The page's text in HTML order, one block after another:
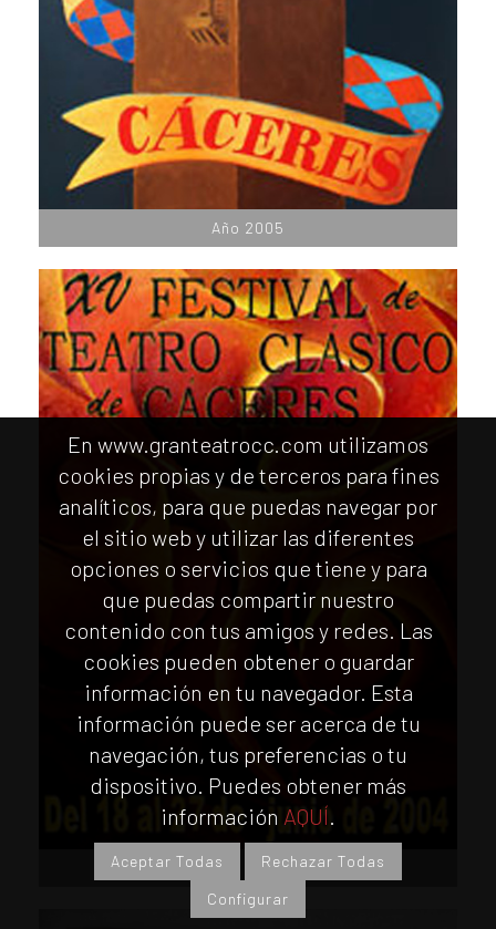
Año 2005
Año 2004
En www.granteatrocc.com utilizamos
cookies propias y de terceros para fines
analíticos, para que puedas navegar por
el sitio web y utilizar las diferentes
opciones o servicios que tiene y para
que puedas compartir nuestro
contenido con tus amigos y redes. Las
cookies pueden obtener o guardar
información en tu navegador. Esta
información puede ser acerca de tu
navegación, tus preferencias o tu
dispositivo. Puedes obtener más
información AQUÍ.
Aceptar Todas
Rechazar Todas
Configurar